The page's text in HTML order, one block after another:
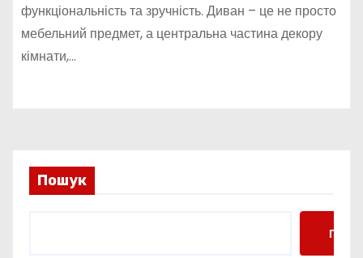
функціональність та зручність. Диван – це не просто
мебельний предмет, а центральна частина декору
кімнати,…
Пошук